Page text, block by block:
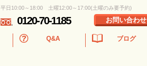
平日10:00～18:00 土曜12:00～17:00(土曜のみ要予約)
0120-70-1185 お問い合わせ
Q&A ブログ